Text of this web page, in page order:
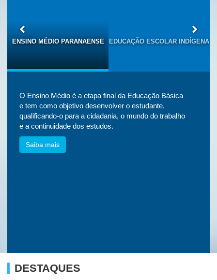
ENSINO MÉDIO PARANAENSE
EDUCAÇÃO ESCOLAR INDÍGENA
O Ensino Médio é a etapa final da Educação Básica
e tem como objetivo desenvolver o estudante,
qualificando-o para a cidadania, o mundo do trabalho
e a continuidade dos estudos.
Saiba mais
DESTAQUES